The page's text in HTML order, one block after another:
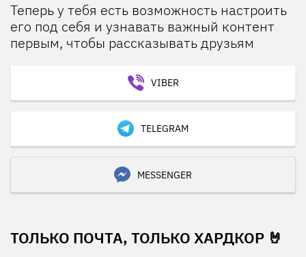
Теперь у тебя есть возможность настроить
его под себя и узнавать важный контент
первым, чтобы рассказывать друзьям
VIBER
TELEGRAM
MESSENGER
ТОЛЬКО ПОЧТА, ТОЛЬКО ХАРДКОР 🤘